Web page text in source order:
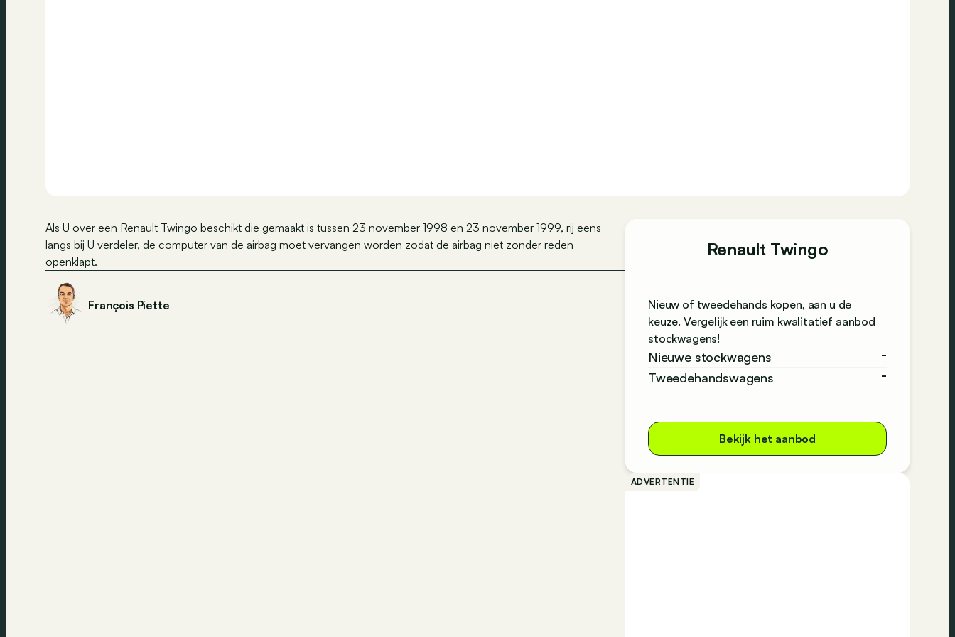
Als U over een Renault Twingo beschikt die gemaakt is tussen 23 november 1998 en 23 november 1999, rij eens
langs bij U verdeler, de computer van de airbag moet vervangen worden zodat de airbag niet zonder reden
openklapt.
François Piette
Renault Twingo
Nieuw of tweedehands kopen, aan u de
keuze. Vergelijk een ruim kwalitatief aanbod
stockwagens!
Nieuwe stockwagens
-
Tweedehandswagens
-
Bekijk het aanbod
ADVERTENTIE